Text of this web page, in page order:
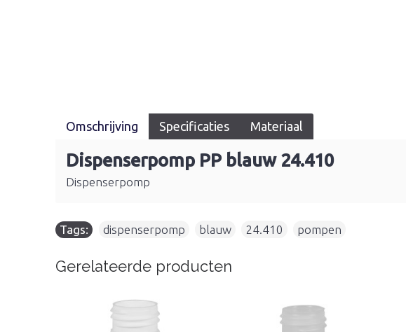
Omschrijving Specificaties Materiaal
Dispenserpomp PP blauw 24.410
Dispenserpomp
Tags: dispenserpomp blauw 24.410 pompen
Gerelateerde producten